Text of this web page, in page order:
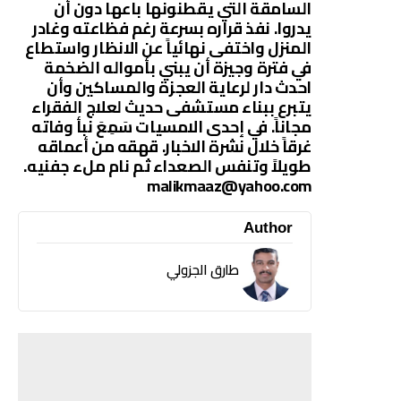
السامقة التي يقطنونها باعها دون أن
يدروا. نفذ قراره بسرعة رغم فظاعته وغادر
المنزل واختفى نهائياً عن الانظار واستطاع
في فترة وجيزة أن يبني بأمواله الضخمة
احدث دار لرعاية العجزة والمساكين وأن
يتبرع ببناء مستشفى حديث لعلاج الفقراء
مجاناً. في إحدى الامسيات سَمِعَ نبأ وفاته
غرقاً خلال نشرة الاخبار. قهقه من أعماقه
طويلاً وتنفس الصعداء ثم نام ملء جفنيه.
malikmaaz@yahoo.com
Author
طارق الجزولي